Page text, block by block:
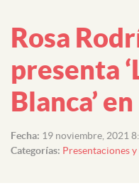
Rosa
presenta
Blanca’
Fecha: 19 noviembre, 2021
Categorías: Presentaciones